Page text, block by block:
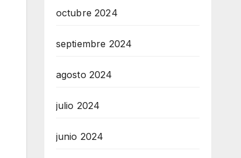
octubre 2024
septiembre 2024
agosto 2024
julio 2024
junio 2024